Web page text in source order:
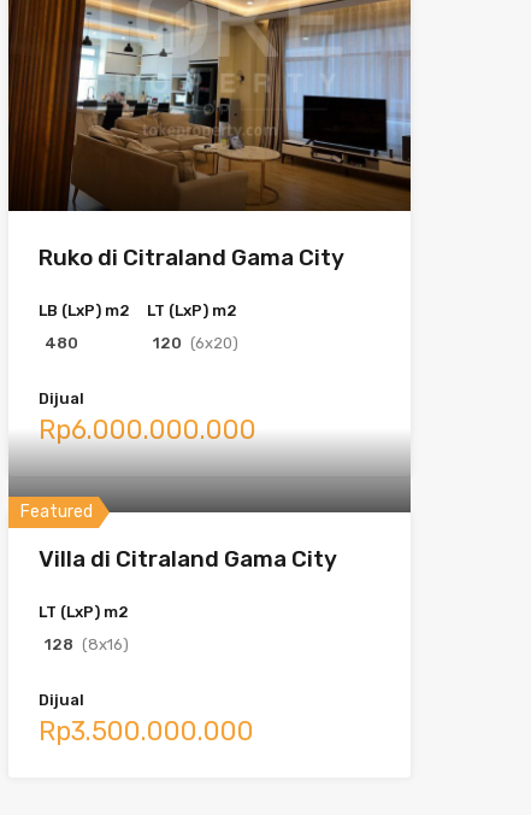
Ruko di Citraland Gama City
LB (LxP) m2
480
LT (LxP) m2
120 (6x20)
Dijual
Rp6.000.000.000
Featured
Villa di Citraland Gama City
LT (LxP) m2
128 (8x16)
Dijual
Rp3.500.000.000